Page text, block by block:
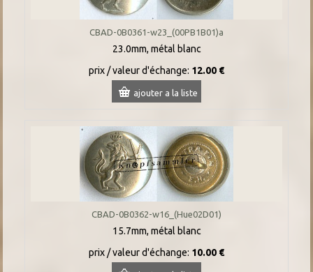
CBAD-0B0361-w23_(00PB1B01)a
23.0mm, métal blanc
prix / valeur d'échange: 12.00 €
ajouter a la liste
CBAD-0B0362-w16_(Hue02D01)
15.7mm, métal blanc
prix / valeur d'échange: 10.00 €